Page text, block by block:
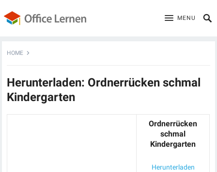
MENU
HOME
Herunterladen: Ordnerrücken schmal
Kindergarten
Ordnerrücken
schmal
Kindergarten
Herunterladen